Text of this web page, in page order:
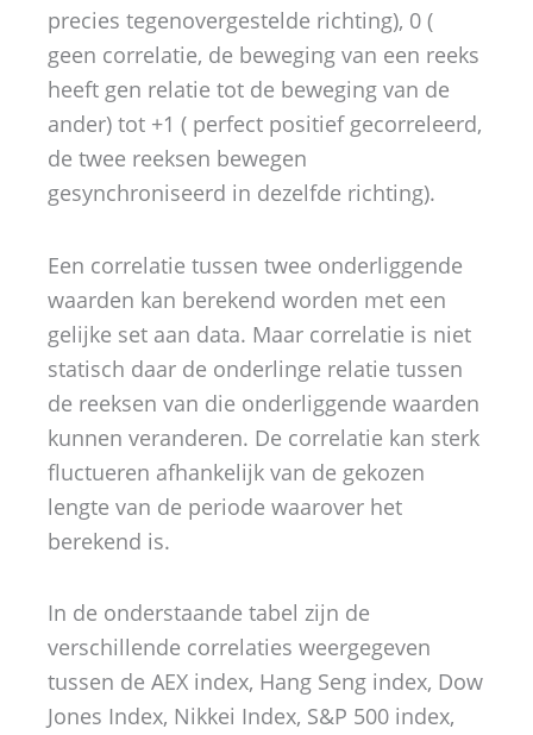
precies tegenovergestelde richting), 0 (
geen correlatie, de beweging van een reeks
heeft gen relatie tot de beweging van de
ander) tot +1 ( perfect positief gecorreleerd,
de twee reeksen bewegen
gesynchroniseerd in dezelfde richting).
Een correlatie tussen twee onderliggende
waarden kan berekend worden met een
gelijke set aan data. Maar correlatie is niet
statisch daar de onderlinge relatie tussen
de reeksen van die onderliggende waarden
kunnen veranderen. De correlatie kan sterk
fluctueren afhankelijk van de gekozen
lengte van de periode waarover het
berekend is.
In de onderstaande tabel zijn de
verschillende correlaties weergegeven
tussen de AEX index, Hang Seng index, Dow
Jones Index, Nikkei Index, S&P 500 index,